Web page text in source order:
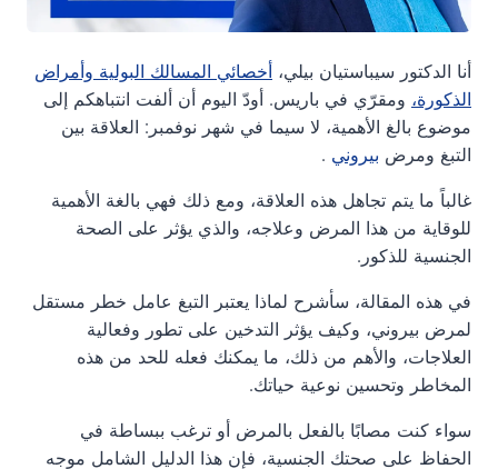
أنا الدكتور سيباستيان بيلي،
أخصائي المسالك البولية وأمراض
الذكورة، ومقرّي في باريس. أودّ اليوم أن ألفت انتباهكم إلى
موضوع بالغ الأهمية، لا سيما في شهر نوفمبر: العلاقة بين
التبغ ومرض بيروني .
غالباً ما يتم تجاهل هذه العلاقة، ومع ذلك فهي بالغة الأهمية
للوقاية من هذا المرض وعلاجه، والذي يؤثر على الصحة
الجنسية للذكور.
في هذه المقالة، سأشرح لماذا يعتبر التبغ عامل خطر مستقل
لمرض بيروني، وكيف يؤثر التدخين على تطور وفعالية
العلاجات، والأهم من ذلك، ما يمكنك فعله للحد من هذه
المخاطر وتحسين نوعية حياتك.
سواء كنت مصابًا بالفعل بالمرض أو ترغب ببساطة في
الحفاظ على صحتك الجنسية، فإن هذا الدليل الشامل موجه